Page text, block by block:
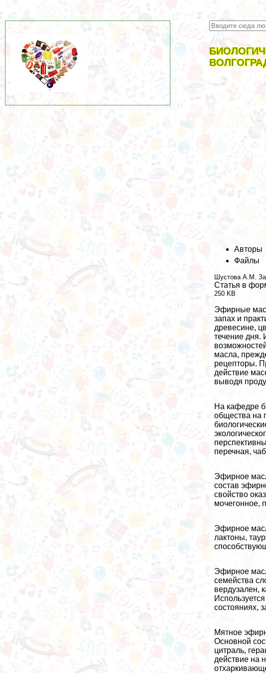
Авторы
Файлы
Шустова А.М.
Статья в
250 KB
Эфирные
запах и
древесине,
течение дня.
масла,
рецепторы.
действие
выводя
На кафедре
общества на
перечная,
Эфирное
состав
свойство
мочегонное,
Эфирное
лактоны,
Эфирное
семейства
вердузален,
состояниях,
Мятное
Основной
цитраль,
действие на